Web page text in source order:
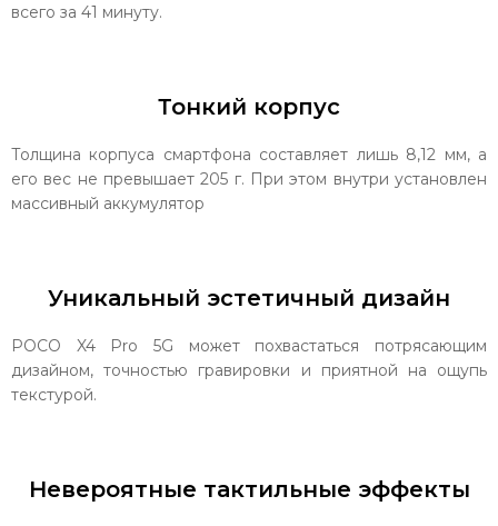
всего за 41 минуту.
Тонкий корпус
Толщина корпуса смартфона составляет лишь 8,12 мм, а
его вес не превышает 205 г. При этом внутри установлен
массивный аккумулятор
Уникальный эстетичный дизайн
POCO X4 Pro 5G может похвастаться потрясающим
дизайном, точностью гравировки и приятной на ощупь
текстурой.
Невероятные тактильные эффекты